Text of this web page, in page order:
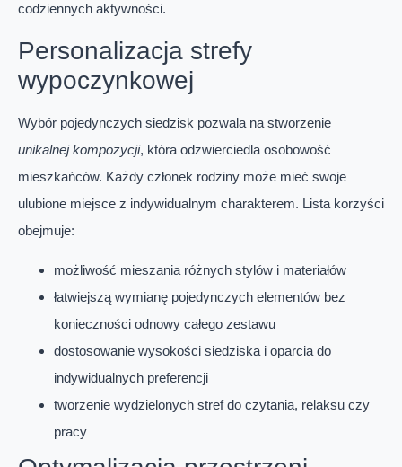
codziennych aktywności.
Personalizacja strefy
wypoczynkowej
Wybór pojedynczych siedzisk pozwala na stworzenie
unikalnej kompozycji, która odzwierciedla osobowość
mieszkańców. Każdy członek rodziny może mieć swoje
ulubione miejsce z indywidualnym charakterem. Lista korzyści
obejmuje:
możliwość mieszania różnych stylów i materiałów
łatwiejszą wymianę pojedynczych elementów bez
konieczności odnowy całego zestawu
dostosowanie wysokości siedziska i oparcia do
indywidualnych preferencji
tworzenie wydzielonych stref do czytania, relaksu czy
pracy